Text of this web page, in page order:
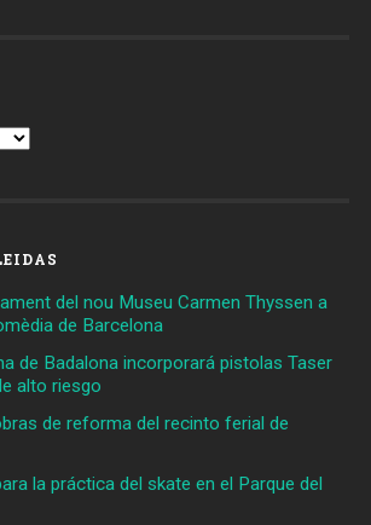
del nou Museu Carmen Thyssen a
de Barcelona
de Badalona incorporará pistolas Taser
alto riesgo
de reforma del recinto ferial de
la práctica del skate en el Parque del